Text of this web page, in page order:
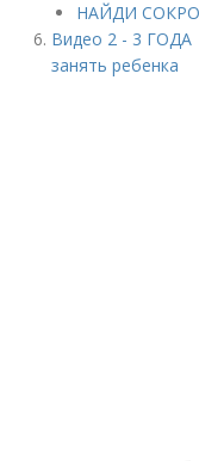
НАЙДИ
Видео 2 - 3 ГОДА
занять ребенка